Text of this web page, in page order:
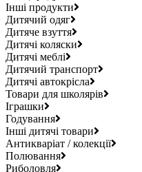
Інші продукти
Дитячий одяг
Дитяче взуття
Дитячі коляски
Дитячі меблі
Дитячий транспорт
Дитячі автокрісла
Товари для школярів
Іграшки
Годування
Інші дитячі товари
Антикваріат / колекції
Полювання
Риболовля